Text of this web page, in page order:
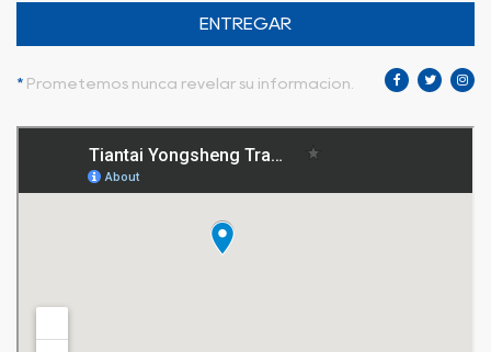
ENTREGAR
* Prometemos nunca revelar su información.